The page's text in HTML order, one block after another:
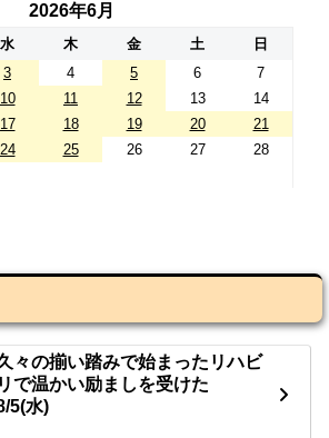
2026年6月
水 木 金 土
日
3 4 5 6
7
10 11 12 13
14
17 18 19 20
21
24 25 26 27
28
々の揃い踏みで始まったリハビ
リで温かい励ましを受けた
5(水)